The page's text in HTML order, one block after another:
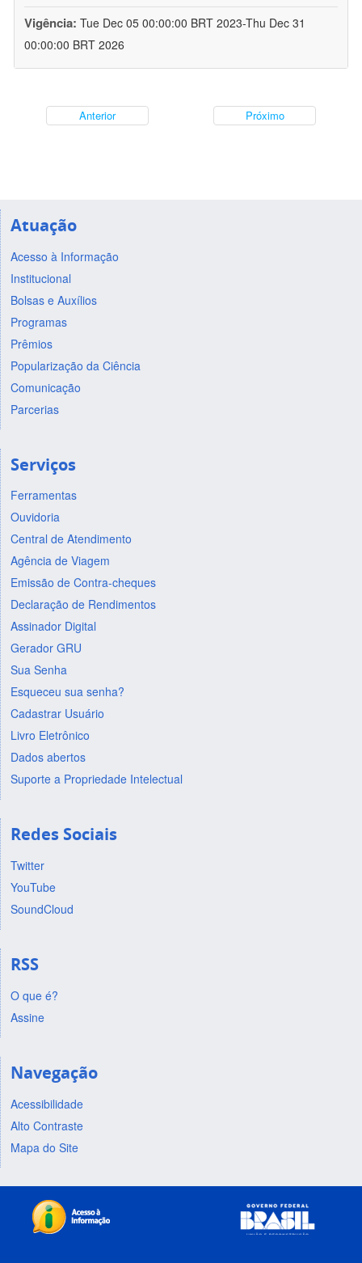
Vigência: Tue Dec 05 00:00:00 BRT 2023-Thu Dec 31
00:00:00 BRT 2026
Anterior Próximo
Atuação
Acesso à Informação
Institucional
Bolsas e Auxílios
Programas
Prêmios
Popularização da Ciência
Comunicação
Parcerias
Serviços
Ferramentas
Ouvidoria
Central de Atendimento
Agência de Viagem
Emissão de Contra-cheques
Declaração de Rendimentos
Assinador Digital
Gerador GRU
Sua Senha
Esqueceu sua senha?
Cadastrar Usuário
Livro Eletrônico
Dados abertos
Suporte a Propriedade Intelectual
Redes Sociais
Twitter
YouTube
SoundCloud
RSS
O que é?
Assine
Navegação
Acessibilidade
Alto Contraste
Mapa do Site